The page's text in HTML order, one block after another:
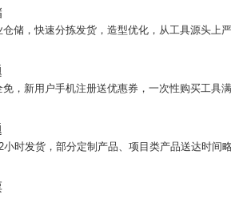
仓储，快速分拣发货，造型优化，从工具源头上
免，新用户手机注册送优惠券，一次性购买工具
小时发货，部分定制产品、项目类产品送达时间